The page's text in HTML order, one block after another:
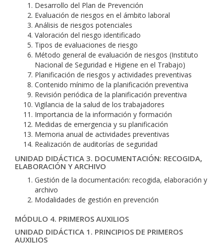
Desarrollo del Plan de Prevención
Evaluación de riesgos en el ámbito laboral
Análisis de riesgos potenciales
Valoración del riesgo identificado
Tipos de evaluaciones de riesgo
Método general de evaluación de riesgos (Instituto
Nacional de Seguridad e Higiene en el Trabajo)
Planificación de riesgos y actividades preventivas
Contenido mínimo de la planificación preventiva
Revisión periódica de la planificación preventiva
Vigilancia de la salud de los trabajadores
Importancia de la información y formación
Medidas de emergencia y su planificación
Memoria anual de actividades preventivas
Realización de auditorías de seguridad
UNIDAD DIDÁCTICA 3. DOCUMENTACIÓN: RECOGIDA,
ELABORACIÓN Y ARCHIVO
Gestión de la documentación: recogida, elaboración y
archivo
Modalidades de gestión en prevención
MÓDULO 4. PRIMEROS AUXILIOS
UNIDAD DIDÁCTICA 1. PRINCIPIOS DE PRIMEROS
AUXILIOS